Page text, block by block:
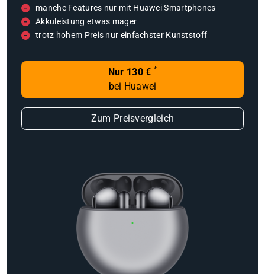
manche Features nur mit Huawei Smartphones
Akkuleistung etwas mager
trotz hohem Preis nur einfachster Kunststoff
Nur 130 € *
bei Huawei
Zum Preisvergleich